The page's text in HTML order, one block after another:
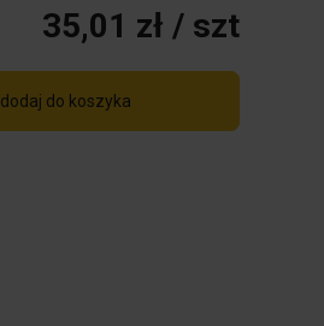
35,01 zł / szt
dodaj do koszyka